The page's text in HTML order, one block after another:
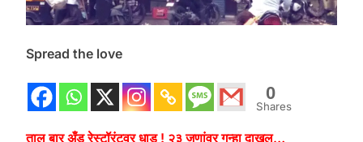
Spread the love
0
Shares
ताल बार अँड रेस्टॉरंटवर धाड ! २३ जणांवर गुन्हा दाखल…